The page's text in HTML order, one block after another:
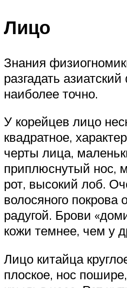
Лицо
Знания
разгадать
наиболее точно.
У корейцев лицо
квадратное,
черты лица,
приплюснутый нос,
рот, высокий лоб.
волосяного
радугой. Брови
кожи темнее, чем у
Лицо китайца
плоское, нос